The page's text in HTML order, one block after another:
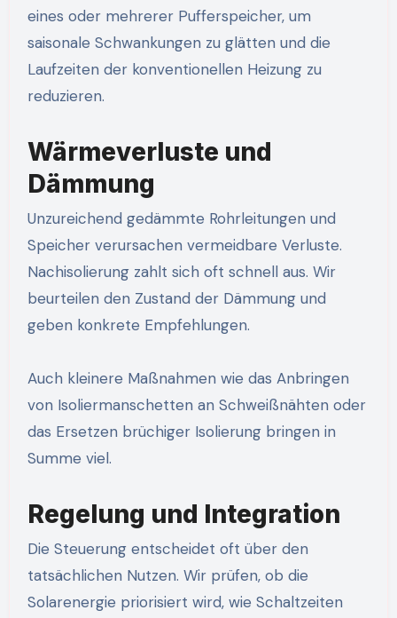
eines oder mehrerer Pufferspeicher, um
saisonale Schwankungen zu glätten und die
Laufzeiten der konventionellen Heizung zu
reduzieren.
Wärmeverluste und
Dämmung
Unzureichend gedämmte Rohrleitungen und
Speicher verursachen vermeidbare Verluste.
Nachisolierung zahlt sich oft schnell aus. Wir
beurteilen den Zustand der Dämmung und
geben konkrete Empfehlungen.
Auch kleinere Maßnahmen wie das Anbringen
von Isoliermanschetten an Schweißnähten oder
das Ersetzen brüchiger Isolierung bringen in
Summe viel.
Regelung und Integration
Die Steuerung entscheidet oft über den
tatsächlichen Nutzen. Wir prüfen, ob die
Solarenergie priorisiert wird, wie Schaltzeiten